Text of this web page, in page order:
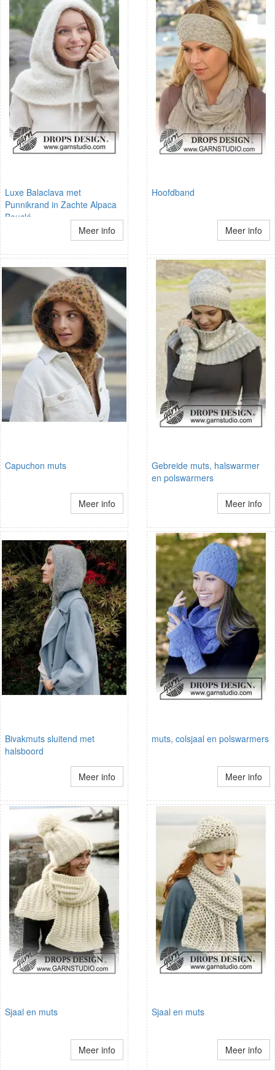
Luxe Balaclava met
Punnikrand in Zachte Alpaca
Bouclé
Meer info
Hoofdband
Meer info
Capuchon muts
Meer info
Gebreide muts, halswarmer
en polswarmers
Meer info
Bivakmuts sluitend met
halsboord
Meer info
muts, colsjaal en polswarmers
Meer info
Sjaal en muts
Meer info
Sjaal en muts
Meer info